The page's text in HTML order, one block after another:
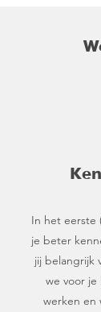
In het eerste
je beter
jij belangrijk
we voor
werken en